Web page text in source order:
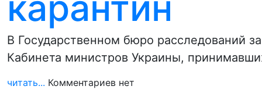
В Государственном бюро расследований
Кабинета министров Украины,
читать... Комментариев нет